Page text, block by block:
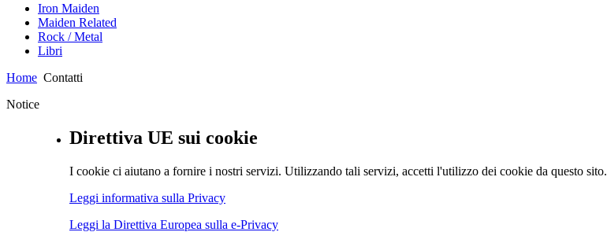
Iron Maiden
Maiden Related
Rock / Metal
Libri
Home Contatti
Notice
Direttiva UE sui cookie
I cookie ci aiutano a fornire i nostri servizi. Utilizzando tali servizi, accetti l'utilizzo dei cookie da questo sito.
Leggi informativa sulla Privacy
Leggi la Direttiva Europea sulla e-Privacy